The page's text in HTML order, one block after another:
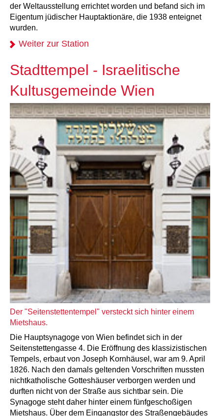
der Weltausstellung errichtet worden und befand sich im
Eigentum jüdischer Hauptaktionäre, die 1938 enteignet
wurden.
Weiter zur Station
Stadttempel - Israelitische
Kultusgemeinde Wien
Der "Seitenstettentempel" versteckt sich hinter einem
Mietshaus.
Die Hauptsynagoge von Wien befindet sich in der
Seitenstettengasse 4. Die Eröffnung des klassizistischen
Tempels, erbaut von Joseph Kornhäusel, war am 9. April
1826. Nach den damals geltenden Vorschriften mussten
nichtkatholische Gotteshäuser verborgen werden und
durften nicht von der Straße aus sichtbar sein. Die
Synagoge steht daher hinter einem fünfgeschoßigen
Mietshaus. Über dem Eingangstor des Straßengebäudes